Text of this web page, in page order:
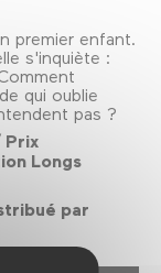
premier enfant.
s'inquiète :
qui oublie
pas ?
Prix
Longs
par